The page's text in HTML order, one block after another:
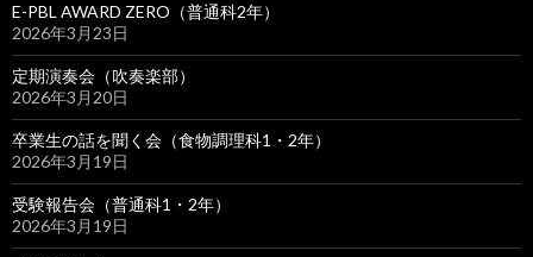
E-PBL AWARD ZERO（普通科2年）
2026年3月23日
定期演奏会（吹奏楽部）
2026年3月20日
卒業生の話を聞く会（食物調理科1・2年）
2026年3月19日
受験報告会（普通科1・2年）
2026年3月19日